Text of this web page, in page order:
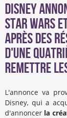
Disney
Star Wars
Après des
d'une
remettre
L'annonce va
Disney, qui a
d'annoncer la